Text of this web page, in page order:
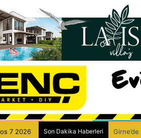
7 2026 Son Dakika Haberleri